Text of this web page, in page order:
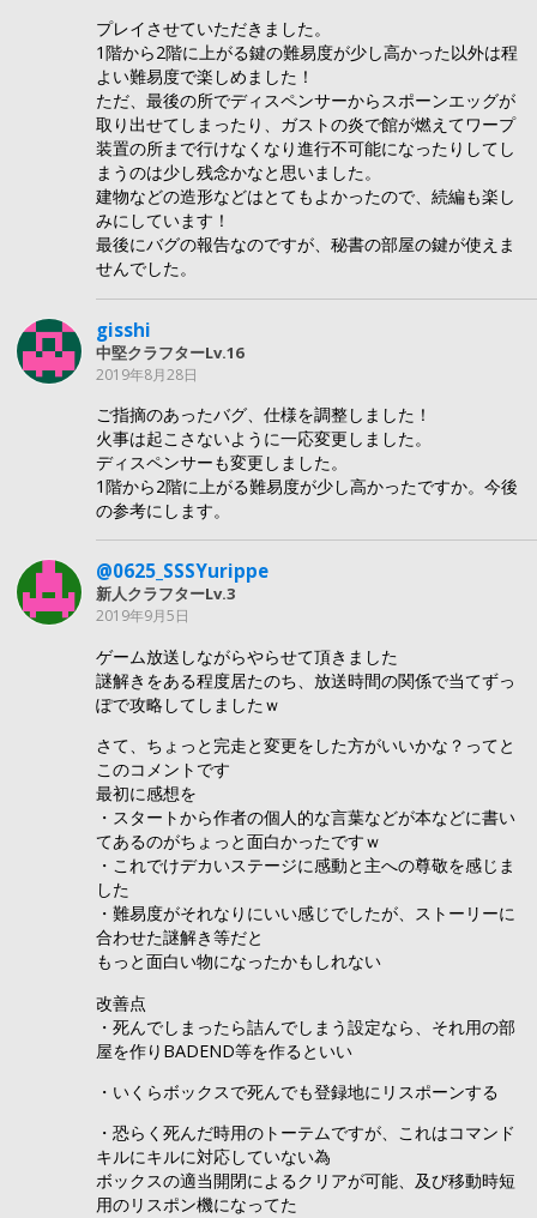
プレイさせていただきました。
1階から2階に上がる鍵の難易度が少し高かった以外は程
よい難易度で楽しめました！
ただ、最後の所でディスペンサーからスポーンエッグが
取り出せてしまったり、ガストの炎で館が燃えてワープ
装置の所まで行けなくなり進行不可能になったりしてし
まうのは少し残念かなと思いました。
建物などの造形などはとてもよかったので、続編も楽し
みにしています！
最後にバグの報告なのですが、秘書の部屋の鍵が使えま
せんでした。
gisshi
中堅クラフターLv.16
2019年8月28日
ご指摘のあったバグ、仕様を調整しました！
火事は起こさないように一応変更しました。
ディスペンサーも変更しました。
1階から2階に上がる難易度が少し高かったですか。今後
の参考にします。
@0625_SSSYurippe
新人クラフターLv.3
2019年9月5日
ゲーム放送しながらやらせて頂きました
謎解きをある程度居たのち、放送時間の関係で当てずっ
ぽで攻略してしましたｗ
さて、ちょっと完走と変更をした方がいいかな？ってと
このコメントです
最初に感想を
・スタートから作者の個人的な言葉などが本などに書い
てあるのがちょっと面白かったですｗ
・これでけデカいステージに感動と主への尊敬を感じま
した
・難易度がそれなりにいい感じでしたが、ストーリーに
合わせた謎解き等だと
もっと面白い物になったかもしれない
改善点
・死んでしまったら詰んでしまう設定なら、それ用の部
屋を作りBADEND等を作るといい
・いくらボックスで死んでも登録地にリスポーンする
・恐らく死んだ時用のトーテムですが、これはコマンド
キルにキルに対応していない為
ボックスの適当開閉によるクリアが可能、及び移動時短
用のリスポン機になってた